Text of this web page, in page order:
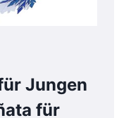
Jungen
für